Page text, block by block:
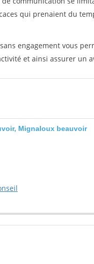
qui prenaient du
engagement vous
et ainsi assurer un
Mignaloux beauvoir